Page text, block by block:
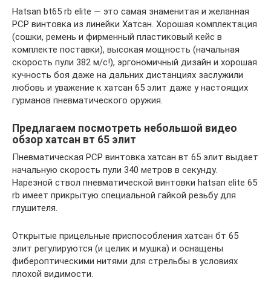
Hatsan bt65 rb elite — это самая знаменитая и желанная
PCP винтовка из линейки Хатсан. Хорошая комплектация
(сошки, ремень и фирменный пластиковый кейс в
комплекте поставки), высокая мощность (начальная
скорость пули 382 м/с!), эргономичный дизайн и хорошая
кучность боя даже на дальних дистанциях заслужили
любовь и уважение к хатсан 65 элит даже у настоящих
гурманов пневматического оружия.
Предлагаем посмотреть небольшой видео
обзор хатсан вт 65 элит
Пневматическая РСР винтовка хатсан вт 65 элит выдает
начальную скорость пули 340 метров в секунду.
Нарезной ствол пневматической винтовки hatsan elite 65
rb имеет прикрытую специальной гайкой резьбу для
глушителя.
Открытые прицельные приспособления хатсан бт 65
элит регулируются (и целик и мушка) и оснащены
фибероптическими нитями для стрельбы в условиях
плохой видимости.